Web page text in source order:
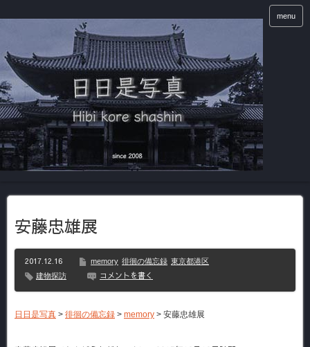
menu
安藤忠雄展
2017.12.16 memory 徘徊の備忘録 東京都港区
建物探訪
コメントを書く
日日是写真 > 徘徊の備忘録 > memory > 安藤忠雄展